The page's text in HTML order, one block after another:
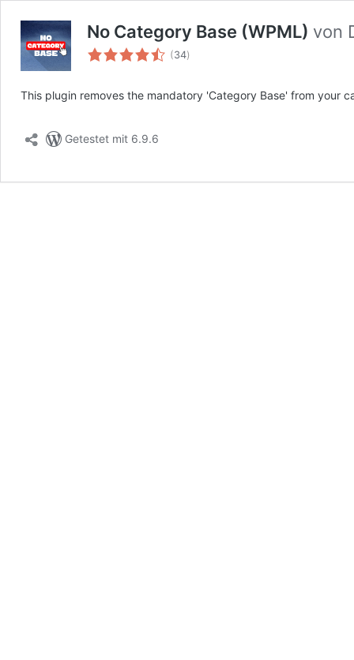
No Category Base (WPML) von
(34Bewertungen
)
This plugin removes the mandatory 'Category Base' from your
Getestet mit 6.9.6